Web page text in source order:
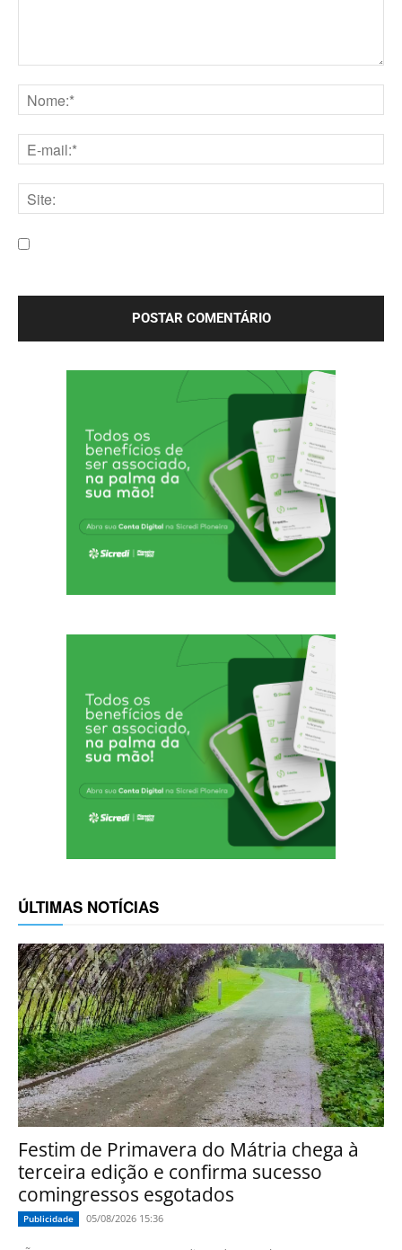
mail:*
ÚLTIMAS NOTÍCIAS
Festim de Primavera do Mátria chega à
terceira edição e confirma sucesso
comingressos esgotados
Publicidade 05/08/2026 15:36